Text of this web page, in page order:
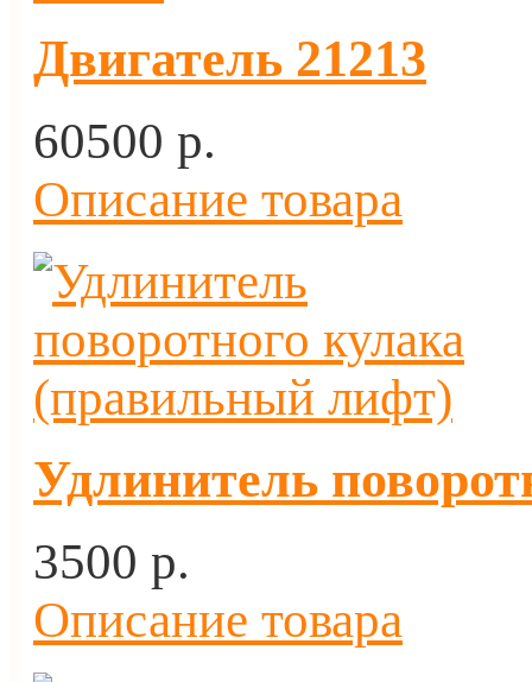
Двигатель 21213
60500 p.
Описание товара
Удлинитель
3500 p.
Описание товара